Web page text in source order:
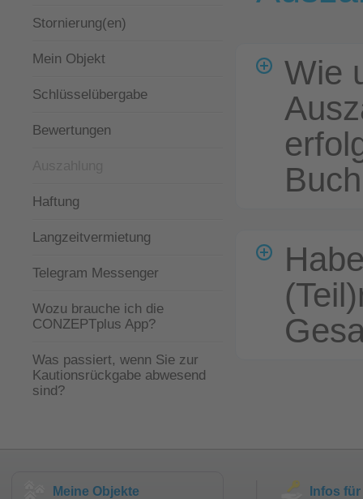
Stornierung(en)
Mein Objekt
Schlüsselübergabe
Bewertungen
Haftung
Langzeitvermietung
Telegram Messenger
Wozu brauche ich die
CONZEPTplus App?
Was passiert, wenn Sie zur
Kautionsrückgabe abwesend
sind?
Wie
Meine Objekte Infos